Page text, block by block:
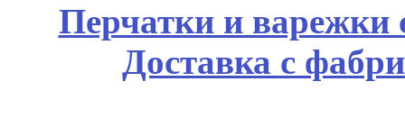
Перчатки и варежки
Доставка с